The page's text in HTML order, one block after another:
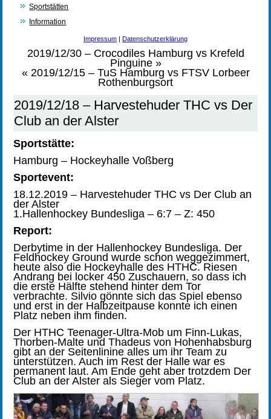
Sportstätten
Information
Impressum | Datenschutzerklärung
2019/12/30 – Crocodiles Hamburg vs Krefeld
Pinguine»
« 2019/12/15 – TuS Hamburg vs FTSV Lorbeer
Rothenburgsort
2019/12/18 – Harvestehuder THC vs Der
Club an der Alster
Sportstätte:
Hamburg – Hockeyhalle Voßberg
Sportevent:
18.12.2019 – Harvestehuder THC vs Der Club an
der Alster
1.Hallenhockey Bundesliga – 6:7 – Z: 450
Report:
Derbytime in der Hallenhockey Bundesliga. Der
Feldhockey Ground wurde schon weggezimmert,
heute also die Hockeyhalle des HTHC. Riesen
Andrang bei locker 450 Zuschauern, so dass ich
die erste Hälfte stehend hinter dem Tor
verbrachte. Silvio gönnte sich das Spiel ebenso
und erst in der Halbzeitpause konnte ich einen
Platz neben ihm finden.
Der HTHC Teenager-Ultra-Mob um Finn-Lukas,
Thorben-Malte und Thadeus von Hohenhabsburg
gibt an der Seitenlinine alles um ihr Team zu
unterstützen. Auch im Rest der Halle war es
permanent laut. Am Ende geht aber trotzdem Der
Club an der Alster als Sieger vom Platz.